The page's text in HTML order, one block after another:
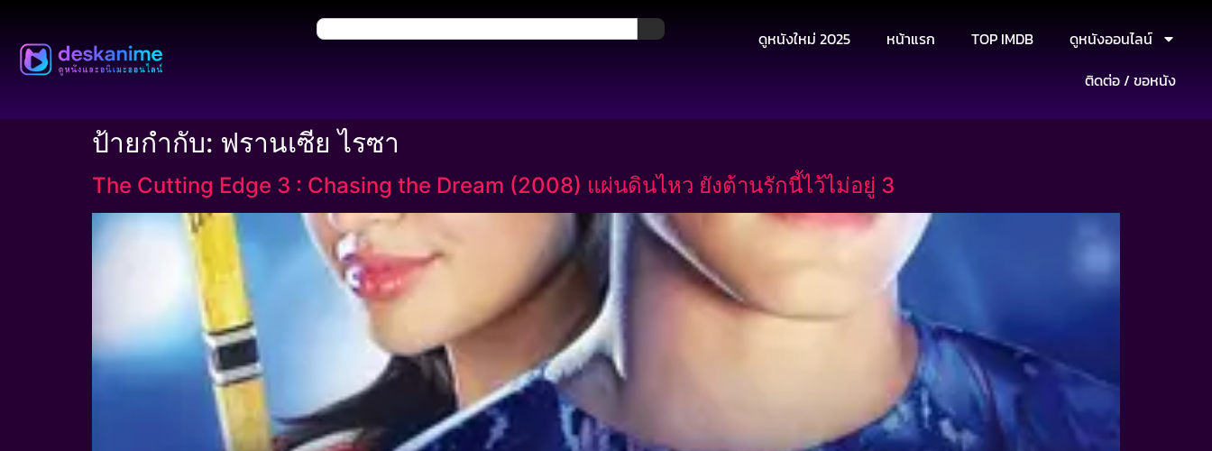
ดูหนังใหม่ 2025 หน้าแรก TOP IMDB
ดูหนังออนไลน์
ติดต่อ / ขอหนัง
ป้ายกำกับ: ฟรานเซีย ไรซา
The Cutting Edge 3 : Chasing the Dream (2008) แผ่นดินไหว ยังต้านรักนี้ไว้ไม่อยู่ 3